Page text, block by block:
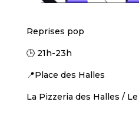
Reprises pop
🕒 21h-23h
📍Place des Halles
La Pizzeria des Halles /